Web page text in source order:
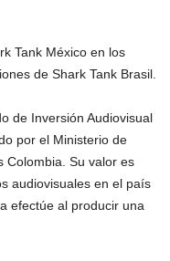
Tank México en los
de Shark Tank Brasil.
de Inversión Audiovisual
por el Ministerio de
Colombia. Su valor es
audiovisuales en el país
efectúe al producir una